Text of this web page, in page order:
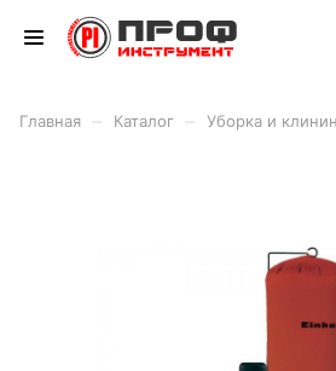
Главная Каталог Уборка и